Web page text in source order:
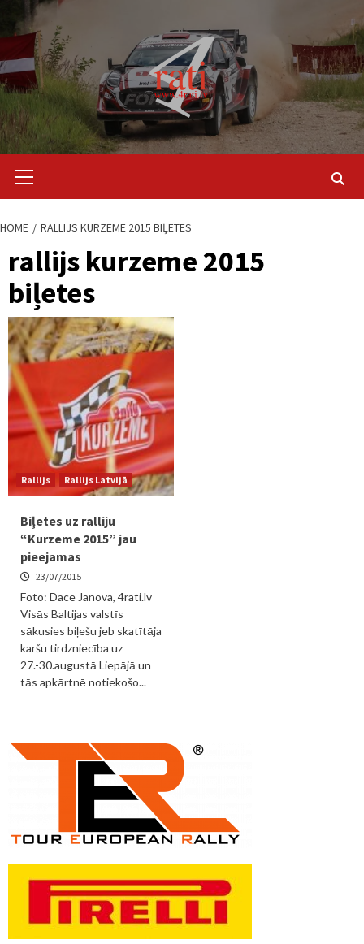
content
Menu
HOME RALLIJS KURZEME 2015 BIĻETES
rallijs kurzeme 2015
biļetes
Rallijs Rallijs Latvijā
Biļetes uz ralliju
“Kurzeme 2015” jau
pieejamas
23/07/2015
Foto: Dace Janova, 4rati.lv
Visās Baltijas valstīs
sākusies biļešu jeb skatītāja
karšu tirdzniecība uz
27.-30.augustā Liepājā un
tās apkārtnē notiekošo...